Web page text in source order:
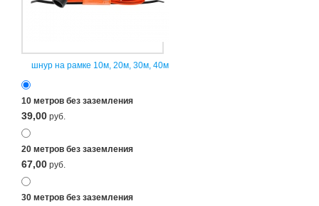
шнур на рамке 10м, 20м, 30м, 40м
10 метров без заземления
39,00 руб.
20 метров без заземления
67,00 руб.
30 метров без заземления